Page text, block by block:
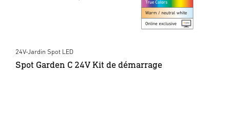
24V-Jardin Spot LED
Spot Garden C 24V Kit de démarrage